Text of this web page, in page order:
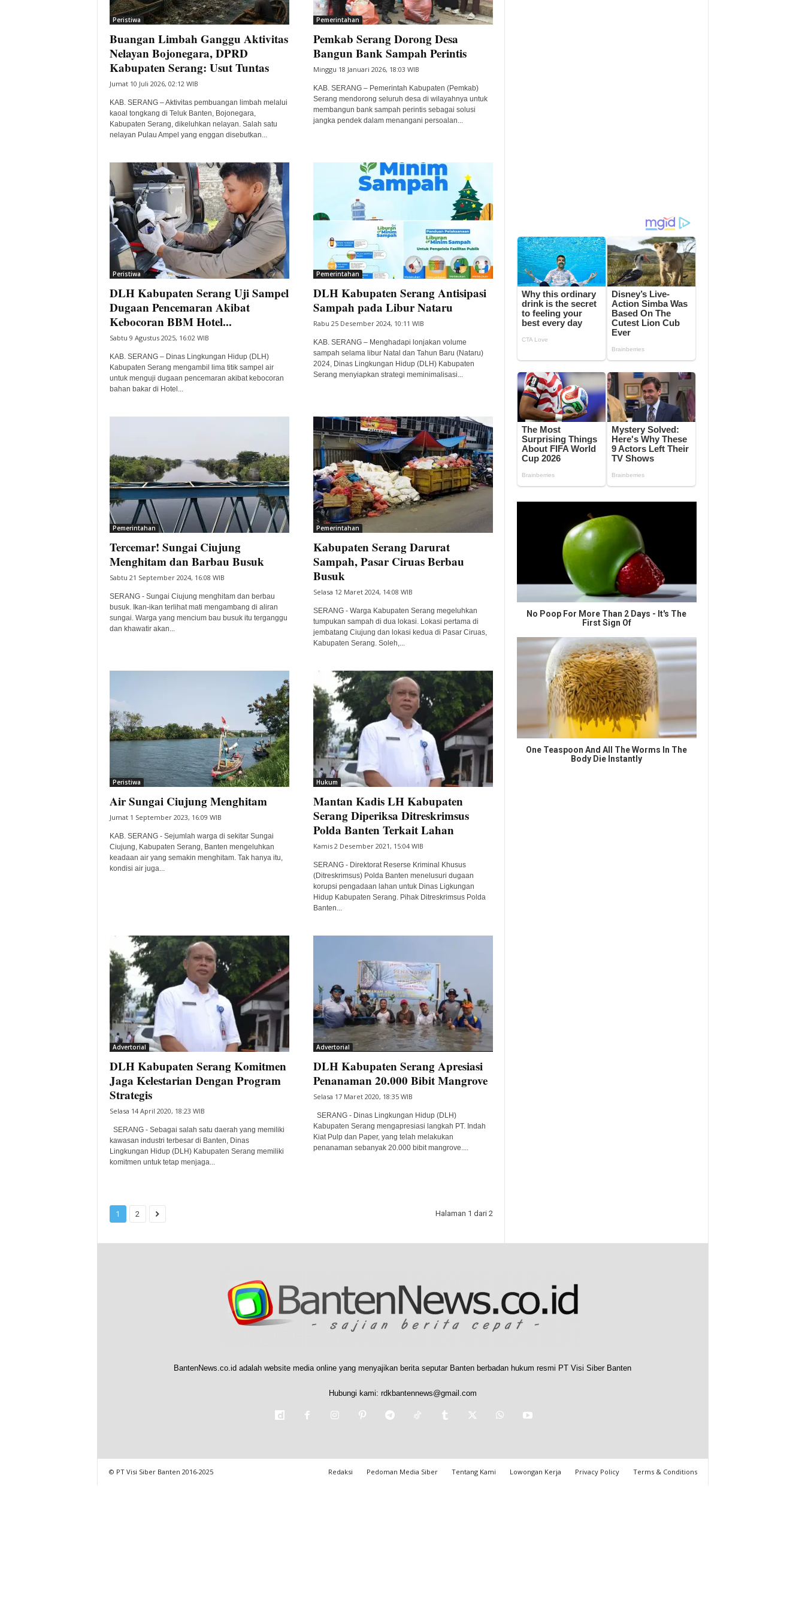
Peristiwa
Buangan Limbah Ganggu Aktivitas
Nelayan Bojonegara, DPRD
Kabupaten Serang: Usut Tuntas
Jumat 10 Juli 2026, 02:12 WIB
KAB. SERANG – Aktivitas pembuangan limbah melalui
kaoal tongkang di Teluk Banten, Bojonegara,
Kabupaten Serang, dikeluhkan nelayan. Salah satu
nelayan Pulau Ampel yang enggan disebutkan...
Pemerintahan
Pemkab Serang Dorong Desa
Bangun Bank Sampah Perintis
Minggu 18 Januari 2026, 18:03 WIB
KAB. SERANG – Pemerintah Kabupaten (Pemkab)
Serang mendorong seluruh desa di wilayahnya untuk
membangun bank sampah perintis sebagai solusi
jangka pendek dalam menangani persoalan...
Peristiwa
DLH Kabupaten Serang Uji Sampel
Dugaan Pencemaran Akibat
Kebocoran BBM Hotel...
Sabtu 9 Agustus 2025, 16:02 WIB
KAB. SERANG – Dinas Lingkungan Hidup (DLH)
Kabupaten Serang mengambil lima titik sampel air
untuk menguji dugaan pencemaran akibat kebocoran
bahan bakar di Hotel...
Pemerintahan
DLH Kabupaten Serang Antisipasi
Sampah pada Libur Nataru
Rabu 25 Desember 2024, 10:11 WIB
KAB. SERANG – Menghadapi lonjakan volume
sampah selama libur Natal dan Tahun Baru (Nataru)
2024, Dinas Lingkungan Hidup (DLH) Kabupaten
Serang menyiapkan strategi meminimalisasi...
Pemerintahan
Tercemar! Sungai Ciujung
Menghitam dan Barbau Busuk
Sabtu 21 September 2024, 16:08 WIB
SERANG - Sungai Ciujung menghitam dan berbau
busuk. Ikan-ikan terlihat mati mengambang di aliran
sungai. Warga yang mencium bau busuk itu terganggu
dan khawatir akan...
Pemerintahan
Kabupaten Serang Darurat
Sampah, Pasar Ciruas Berbau
Busuk
Selasa 12 Maret 2024, 14:08 WIB
SERANG - Warga Kabupaten Serang megeluhkan
tumpukan sampah di dua lokasi. Lokasi pertama di
jembatang Ciujung dan lokasi kedua di Pasar Ciruas,
Kabupaten Serang. Soleh,...
Peristiwa
Air Sungai Ciujung Menghitam
Jumat 1 September 2023, 16:09 WIB
KAB. SERANG - Sejumlah warga di sekitar Sungai
Ciujung, Kabupaten Serang, Banten mengeluhkan
keadaan air yang semakin menghitam. Tak hanya itu,
kondisi air juga...
Hukum
Mantan Kadis LH Kabupaten
Serang Diperiksa Ditreskrimsus
Polda Banten Terkait Lahan
Kamis 2 Desember 2021, 15:04 WIB
SERANG - Direktorat Reserse Kriminal Khusus
(Ditreskrimsus) Polda Banten menelusuri dugaan
korupsi pengadaan lahan untuk Dinas Ligkungan
Hidup Kabupaten Serang. Pihak Ditreskrimsus Polda
Banten...
Advertorial
DLH Kabupaten Serang Komitmen
Jaga Kelestarian Dengan Program
Strategis
Selasa 14 April 2020, 18:23 WIB
SERANG - Sebagai salah satu daerah yang memiliki
kawasan industri terbesar di Banten, Dinas
Lingkungan Hidup (DLH) Kabupaten Serang memiliki
komitmen untuk tetap menjaga...
Advertorial
DLH Kabupaten Serang Apresiasi
Penanaman 20.000 Bibit Mangrove
Selasa 17 Maret 2020, 18:35 WIB
SERANG - Dinas Lingkungan Hidup (DLH)
Kabupaten Serang mengapresiasi langkah PT. Indah
Kiat Pulp dan Paper, yang telah melakukan
penanaman sebanyak 20.000 bibit mangrove....
1 2 Halaman 1 dari 2
No Poop For More Than 2 Days - It's The
First Sign Of
One Teaspoon And All The Worms In The
Body Die Instantly
BantenNews.co.id adalah website media online yang menyajikan berita seputar Banten berbadan hukum resmi PT Visi Siber Banten
Hubungi kami: rdkbantennews@gmail.com
Redaksi Pedoman Media Siber Tentang Kami Lowongan Kerja Privacy Policy Terms & Conditions
© PT Visi Siber Banten 2016-2025